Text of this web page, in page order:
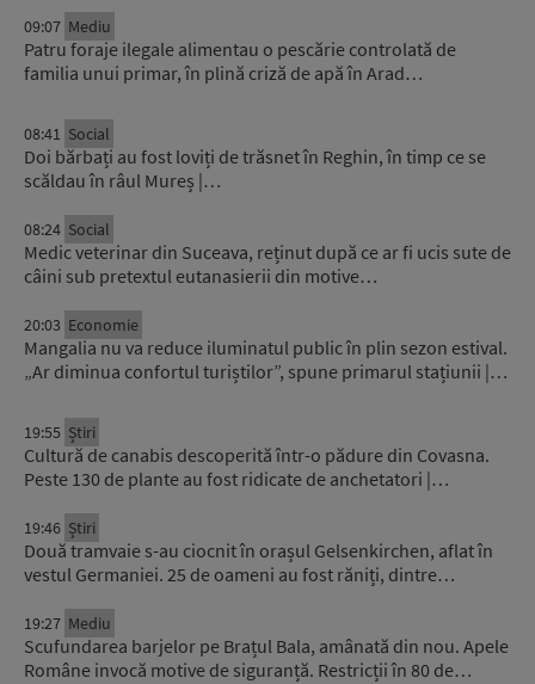
09:07 Mediu
Patru foraje ilegale alimentau o pescărie controlată de
familia unui primar, în plină criză de apă în Arad…
08:41 Social
Doi bărbați au fost loviți de trăsnet în Reghin, în timp ce se
scăldau în râul Mureș |…
08:24 Social
Medic veterinar din Suceava, reținut după ce ar fi ucis sute de
câini sub pretextul eutanasierii din motive…
20:03 Economie
Mangalia nu va reduce iluminatul public în plin sezon estival.
„Ar diminua confortul turiștilor”, spune primarul stațiunii |…
19:55 Știri
Cultură de canabis descoperită într-o pădure din Covasna.
Peste 130 de plante au fost ridicate de anchetatori |…
19:46 Știri
Două tramvaie s-au ciocnit în orașul Gelsenkirchen, aflat în
vestul Germaniei. 25 de oameni au fost răniți, dintre…
19:27 Mediu
Scufundarea barjelor pe Brațul Bala, amânată din nou. Apele
Române invocă motive de siguranță. Restricții în 80 de…